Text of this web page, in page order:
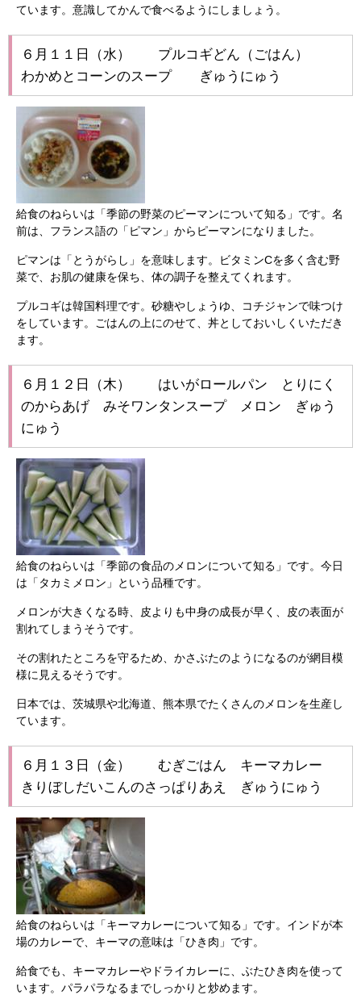
ています。意識してかんで食べるようにしましょう。
６月１１日（水） プルコギどん（ごはん）
わかめとコーンのスープ ぎゅうにゅう
給食のねらいは「季節の野菜のピーマンについて知る」です。名
前は、フランス語の「ピマン」からピーマンになりました。
ピマンは「とうがらし」を意味します。ビタミンCを多く含む野
菜で、お肌の健康を保ち、体の調子を整えてくれます。
プルコギは韓国料理です。砂糖やしょうゆ、コチジャンで味つけ
をしています。ごはんの上にのせて、丼としておいしくいただき
ます。
６月１２日（木） はいがロールパン とりにく
のからあげ みそワンタンスープ メロン ぎゅう
にゅう
給食のねらいは「季節の食品のメロンについて知る」です。今日
は「タカミメロン」という品種です。
メロンが大きくなる時、皮よりも中身の成長が早く、皮の表面が
割れてしまうそうです。
その割れたところを守るため、かさぶたのようになるのが網目模
様に見えるそうです。
日本では、茨城県や北海道、熊本県でたくさんのメロンを生産し
ています。
６月１３日（金） むぎごはん キーマカレー
きりぼしだいこんのさっぱりあえ ぎゅうにゅう
給食のねらいは「キーマカレーについて知る」です。インドが本
場のカレーで、キーマの意味は「ひき肉」です。
給食でも、キーマカレーやドライカレーに、ぶたひき肉を使って
います。パラパラなるまでしっかりと炒めます。